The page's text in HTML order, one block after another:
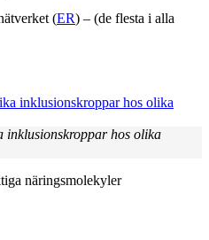
(ER) – (de flesta i alla
inklusionskroppar hos olika
näringsmolekyler